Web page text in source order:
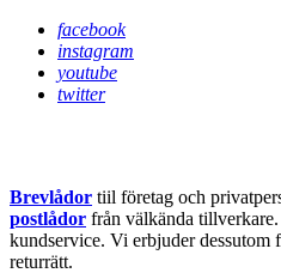
facebook
instagram
youtube
twitter
Brevlådor tiil företag och
postlådor från välkända
kundservice. Vi erbjuder dessutom
returrätt.